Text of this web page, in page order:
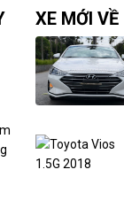
XE MỚI VỀ